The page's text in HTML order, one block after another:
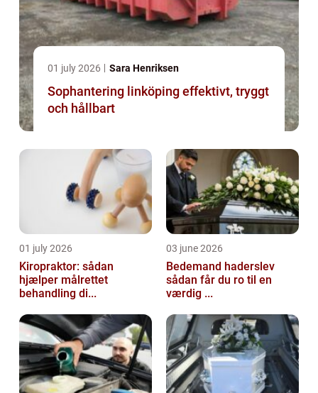
01 july 2026 Sara Henriksen
Sophantering linköping effektivt, tryggt
och hållbart
01 july 2026
Kiropraktor: sådan
hjælper målrettet
behandling di...
03 june 2026
Bedemand haderslev
sådan får du ro til en
værdig ...